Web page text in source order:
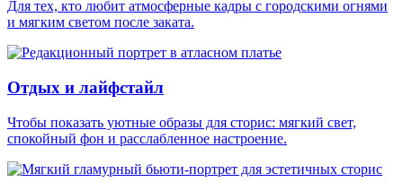
Для тех, кто любит атмосферные кадры с городскими огнями
и мягким светом после заката.
Отдых и лайфстайл
Чтобы показать уютные образы для сторис: мягкий свет,
спокойный фон и расслабленное настроение.